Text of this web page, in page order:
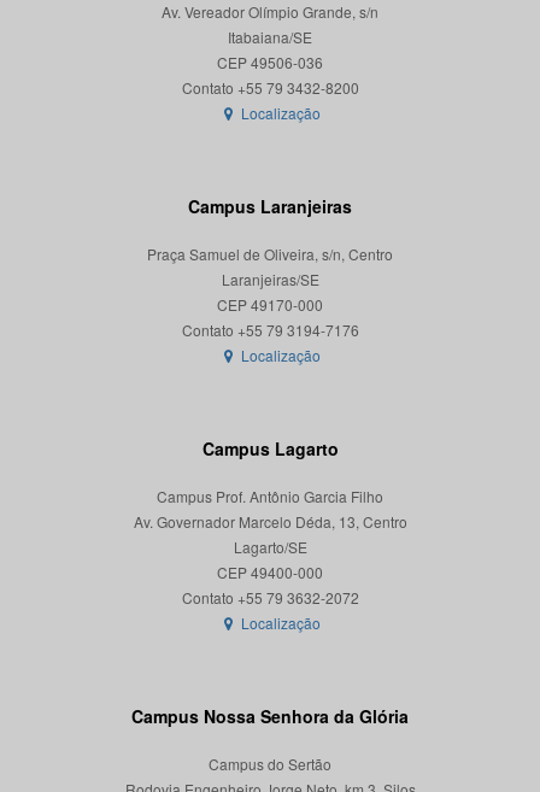
Av. Vereador Olímpio Grande, s/n
Itabaiana/SE
CEP 49506-036
Localização
Campus Laranjeiras
Praça Samuel de Oliveira, s/n, Centro
Laranjeiras/SE
CEP 49170-000
Localização
Campus Lagarto
Campus Prof. Antônio Garcia Filho
Av. Governador Marcelo Déda, 13, Centro
Lagarto/SE
CEP 49400-000
Localização
Campus Nossa Senhora da Glória
Campus do Sertão